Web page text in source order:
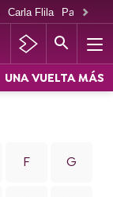
Carla Flila Paco
UNA VUELTA MÁS
F G